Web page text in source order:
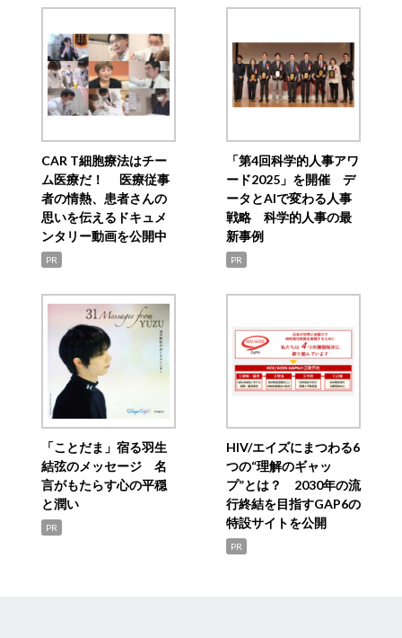
CAR T細胞療法はチー
ム医療だ！ 医療従事
者の情熱、患者さんの
思いを伝えるドキュメ
ンタリー動画を公開中
PR
「第4回科学的人事アワ
ード2025」を開催 デ
ータとAIで変わる人事
戦略 科学的人事の最
新事例
PR
「ことだま」宿る羽生
結弦のメッセージ 名
言がもたらす心の平穏
と潤い
PR
HIV/エイズにまつわる6
つの“理解のギャッ
プ”とは？ 2030年の流
行終結を目指すGAP6の
特設サイトを公開
PR